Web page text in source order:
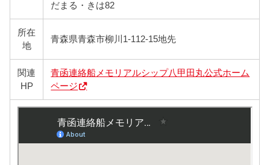
だまる・きは82
所在
地
青森県青森市柳川1-112-15地先
関連
HP
青函連絡船メモリアルシップ八甲田丸公式ホーム
ページ